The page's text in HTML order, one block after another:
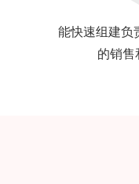
能快速组建负
的销售